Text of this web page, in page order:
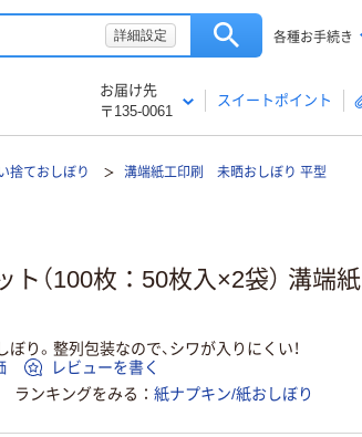
詳細設定 各種お手続き
お届け先
〒135-0061
スイートポイント
捨ておしぼり 溝端紙工印刷 未晒おしぼり 平型
（100枚：50枚入×2袋） 溝端紙
り。整列包装なので、シワが入りにくい！
レビューを書く
ランキングをみる 紙ナプキン/紙おしぼり